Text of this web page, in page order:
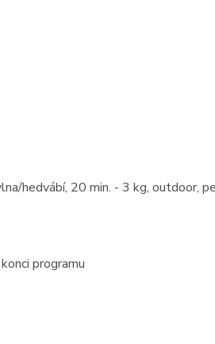
hedvábí, 20 min. - 3 kg, outdoor,
programu